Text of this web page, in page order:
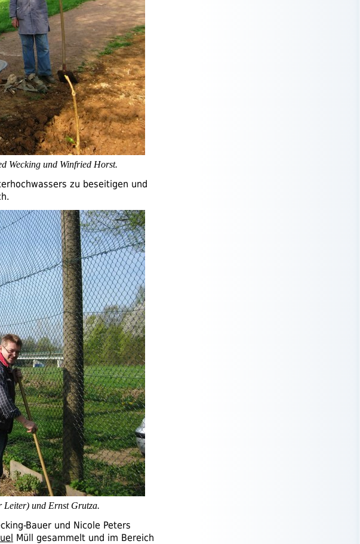
Wecking und Winfried Horst.
zu beseitigen und
Leiter) und Ernst Grutza.
Bauer und Nicole Peters
Müll gesammelt und im Bereich